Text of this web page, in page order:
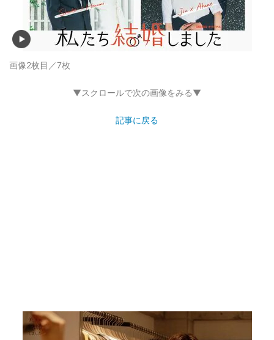
画像2枚目／7枚
▼スクロールで次の画像をみる▼
記事に戻る